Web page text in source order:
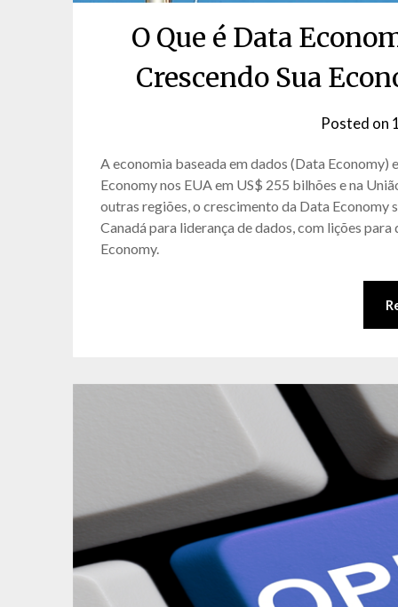
O Que é Data
Crescendo Sua
Posted on
A economia baseada em dados (Data Economy)
Economy nos EUA em US$ 255 bilhões e na
outras regiões, o crescimento da Data
Canadá para liderança de dados, com lições
Economy.